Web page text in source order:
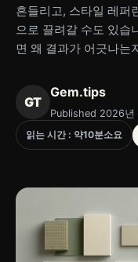
흔들리고, 스타일 레퍼
으로 끌려갈 수도 있습
면 왜 결과가 어긋나는
GT
Gem.tips
Published 2026년
읽는 시간 : 약10분소요